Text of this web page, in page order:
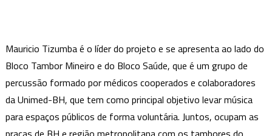
Mauricio Tizumba é o líder do projeto e se apresenta ao lado do
Bloco Tambor Mineiro e do Bloco Saúde, que é um grupo de
percussão formado por médicos cooperados e colaboradores
da Unimed-BH, que tem como principal objetivo levar música
para espaços públicos de forma voluntária. Juntos, ocupam as